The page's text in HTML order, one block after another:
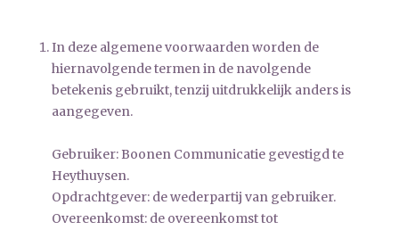
In deze algemene voorwaarden worden de
hiernavolgende termen in de navolgende
betekenis gebruikt, tenzij uitdrukkelijk anders is
aangegeven.
Gebruiker: Boonen Communicatie gevestigd te
Heythuysen.
Opdrachtgever: de wederpartij van gebruiker.
Overeenkomst: de overeenkomst tot